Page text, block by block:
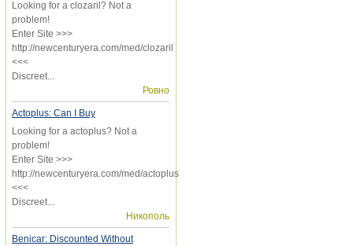
Looking for a clozaril? Not a
problem!
Enter Site >>>
http://newcenturyera.com/med/clozaril
<<<
Discreet...
Ровно
Actoplus: Can I Buy
Looking for a actoplus? Not a
problem!
Enter Site >>>
http://newcenturyera.com/med/actoplus
<<<
Discreet...
Никополь
Benicar: Discounted Without